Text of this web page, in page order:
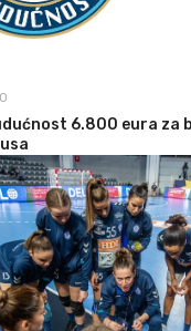
6.800 eura za